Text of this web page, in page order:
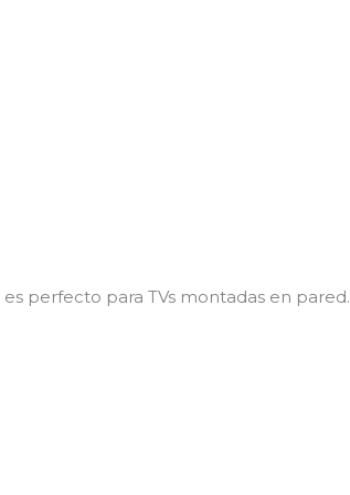
es perfecto para TVs montadas en pared.